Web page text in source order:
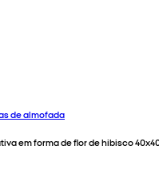
de almofada
em forma de flor de hibisco